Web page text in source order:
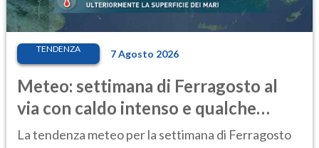
TENDENZA 7 Agosto 2026
Meteo: settimana di Ferragosto al
via con caldo intenso e qualche
temporale
La tendenza meteo per la settimana di Ferragosto